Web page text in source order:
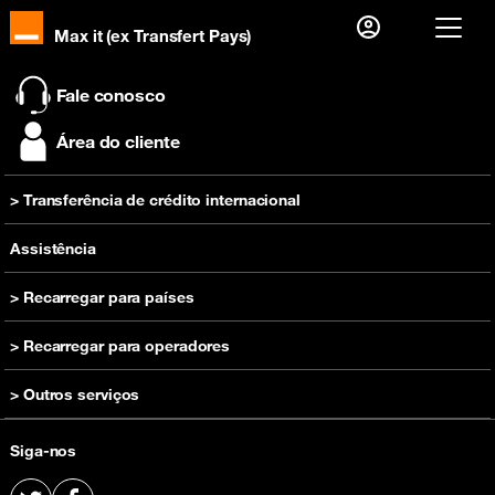
Max it (ex Transfert Pays)
Já sou cliente, então
Primeira visita?
Crie sua conta
Siga-nos
> Transferência de crédito internacional
Recarregar
Assistência
> Recarregar para países
Recarregar Camarões
Recarregar RDC
Recarregar Costa do Marfim
Recarregar Madagascar
> Recarregar para operadores
Recarregar Orange Camarões
Recarregar Orange RDC
Recharge Orange Guiné
Recarregar Orange Costa do Marfim
> Outros serviços
Oferta pré-paga
Fale conosco
Área do cliente